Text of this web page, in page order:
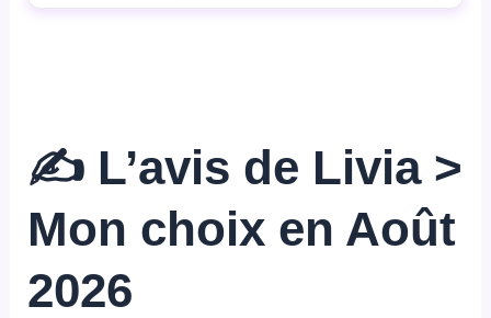
✍️ L’avis de Livia >
Mon choix en Août
2026